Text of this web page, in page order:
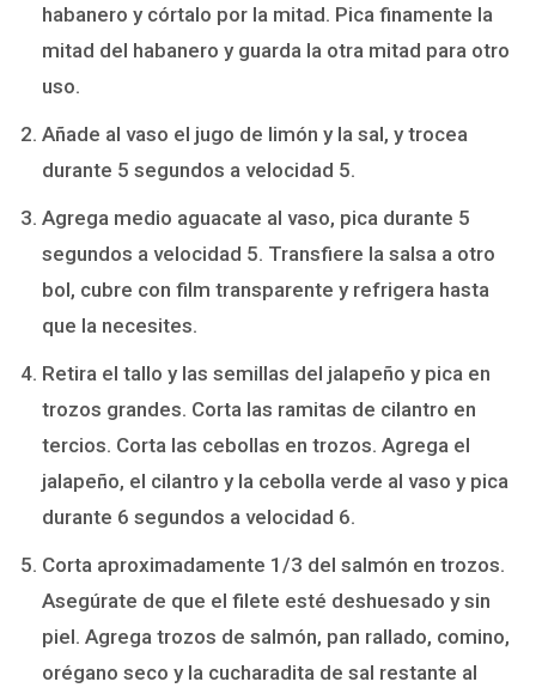
habanero y córtalo por la mitad. Pica finamente la
mitad del habanero y guarda la otra mitad para otro
uso.
Añade al vaso el jugo de limón y la sal, y trocea
durante 5 segundos a velocidad 5.
Agrega medio aguacate al vaso, pica durante 5
segundos a velocidad 5. Transfiere la salsa a otro
bol, cubre con film transparente y refrigera hasta
que la necesites.
Retira el tallo y las semillas del jalapeño y pica en
trozos grandes. Corta las ramitas de cilantro en
tercios. Corta las cebollas en trozos. Agrega el
jalapeño, el cilantro y la cebolla verde al vaso y pica
durante 6 segundos a velocidad 6.
Corta aproximadamente 1/3 del salmón en trozos.
Asegúrate de que el filete esté deshuesado y sin
piel. Agrega trozos de salmón, pan rallado, comino,
orégano seco y la cucharadita de sal restante al